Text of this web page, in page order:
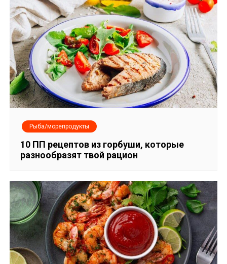
а
п
и
с
я
м
Рыба/морепродукты
10 ПП рецептов из горбуши, которые
разнообразят твой рацион